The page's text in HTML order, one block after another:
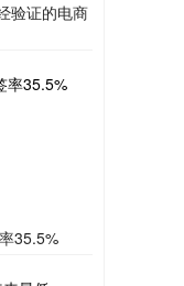
验证的电商
35.5%